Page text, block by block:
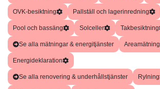
OVK-besiktning Pallställ och lagerinredning
Pool och bassäng Solceller Takbesiktning
Se alla mätningar & energitjänster Areamätning
Energideklaration
Se alla renovering & underhållstjänster Rylning